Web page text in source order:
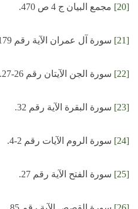
[20] مجمع البيان ج 4 ص 470.
[21] سورة آل عمران الآية رقم 179.
[22] سورة الجن الآيتان رقم 26-27.
[23] سورة البقرة الآية رقم 32.
[24] سورة الروم الآيات رقم 2-4.
[25] سورة الفتح الآية رقم 27.